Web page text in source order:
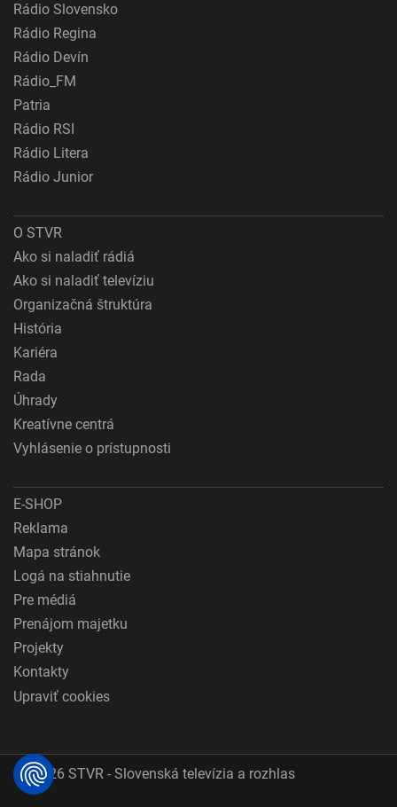
Rádio Slovensko
Rádio Regina
Rádio Devín
Rádio_FM
Patria
Rádio RSI
Rádio Litera
Rádio Junior
O STVR
Ako si naladiť rádiá
Ako si naladiť televíziu
Organizačná štruktúra
História
Kariéra
Rada
Úhrady
Kreatívne centrá
Vyhlásenie o prístupnosti
E-SHOP
Reklama
Mapa stránok
Logá na stiahnutie
Pre médiá
Prenájom majetku
Projekty
Kontakty
Upraviť cookies
© 2026 STVR - Slovenská televízia a rozhlas